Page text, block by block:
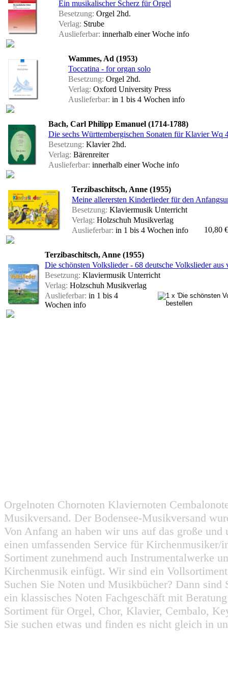
Ein musikalischer Scherz für Orgel
Besetzung: Orgel 2hd.
Verlag: Strube
Auslieferbar: innerhalb einer Woche info
Wammes, Ad (1953)
Toccatina - for organ solo
Besetzung: Orgel 2hd.
Verlag: Oxford University Press
Auslieferbar: in 1 bis 4 Wochen info
Bach, Carl Philipp Emanuel (1714-1788)
Die sechs Württembergischen Sonaten für Klavier Wq
Besetzung: Klavier 2hd.
Verlag: Bärenreiter
Auslieferbar: innerhalb einer Woche info
Terzibaschitsch, Anne (1955)
Meine allerersten Kinderlieder für den
Besetzung: Klaviermusik Unterricht
Verlag: Holzschuh Musikverlag
Auslieferbar: in 1 bis 4 Wochen info 10,80 €
Terzibaschitsch, Anne (1955)
Die schönsten Volkslieder - 68 deutsche Volkslieder
Besetzung: Klaviermusik Unterricht
Verlag: Holzschuh Musikverlag
Auslieferbar: in 1 bis 4
Wochen info
Orgelnoten Chornoten Klaviernoten
Musikversand. Der Bodensee-Musikversand
Von Anfang an haben wir uns auf das große
einen umfassenden Service für
Sortiment zunehmend auch Instrumentalwerke
Kirchenmusik einfügt. Wir sind ein
Suchen Sie Noten und Musikbücher? Dann
ein klassisches Noten Fachgeschäft mit
Sortiment für Orgel, Chor, Klavier, Cembalo,
Sie suchen etwas und finden es nicht gleich in